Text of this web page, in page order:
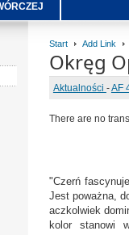
Start Add Link
Okręg
Aktualności -AF
There are no
"Czerń
Jest poważna,
aczkolwiek
kolor stanowi